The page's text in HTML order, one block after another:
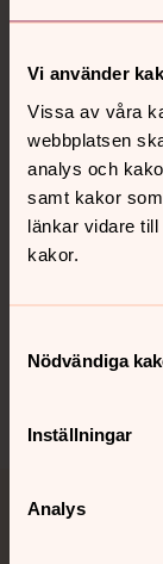
Vi använder
Vissa av våra
webbplatsen
analys och
samt kakor
länkar vidare
kakor.
Nödvändiga
Inställningar
Analys
Kontakt
Kalender
Hitta snabbt